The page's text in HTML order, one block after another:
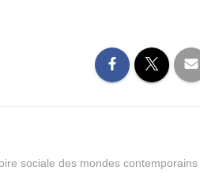
sociale des mondes contemporains